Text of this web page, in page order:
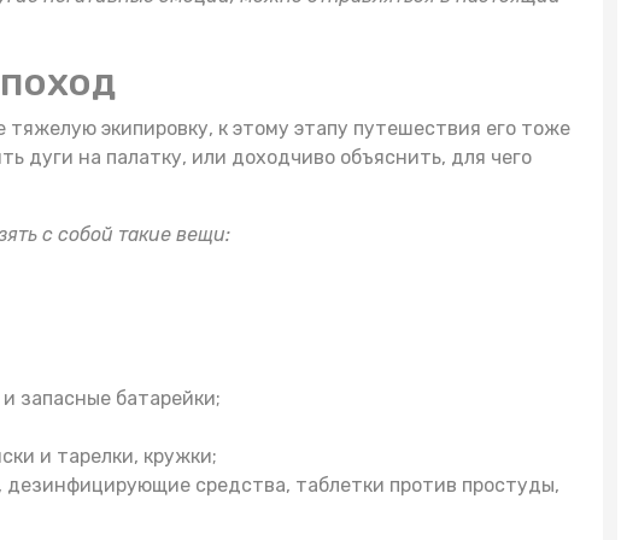
экипировку, к этому этапу путешествия его тоже
дуги на палатку, или доходчиво объяснить, для чего
с собой такие вещи:
запасные батарейки;
и тарелки, кружки;
дезинфицирующие средства, таблетки против простуды,